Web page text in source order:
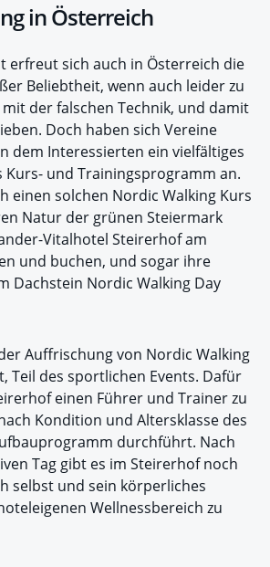
in Österreich
erfreut sich auch in Österreich die
Beliebtheit, wenn auch leider zu
der falschen Technik, und damit
Doch haben sich Vereine
dem Interessierten ein vielfältiges
und Trainingsprogramm an.
einen solchen Nordic Walking Kurs
Natur der grünen Steiermark
Vitalhotel Steirerhof am
und buchen, und sogar ihre
Dachstein Nordic Walking Day
Auffrischung von Nordic Walking
Teil des sportlichen Events. Dafür
einen Führer und Trainer zu
Kondition und Altersklasse des
durchführt. Nach
Tag gibt es im Steirerhof noch
selbst und sein körperliches
Wellnessbereich zu